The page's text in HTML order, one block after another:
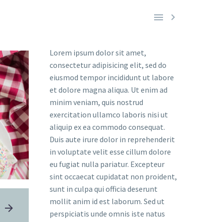
 
Lorem ipsum dolor sit amet,
consectetur adipisicing elit, sed do
eiusmod tempor incididunt ut labore
et dolore magna aliqua. Ut enim ad
minim veniam, quis nostrud
exercitation ullamco laboris nisi ut
aliquip ex ea commodo consequat.
Duis aute irure dolor in reprehenderit
in voluptate velit esse cillum dolore
eu fugiat nulla pariatur. Excepteur
sint occaecat cupidatat non proident,
sunt in culpa qui officia deserunt
mollit anim id est laborum. Sed ut
perspiciatis unde omnis iste natus